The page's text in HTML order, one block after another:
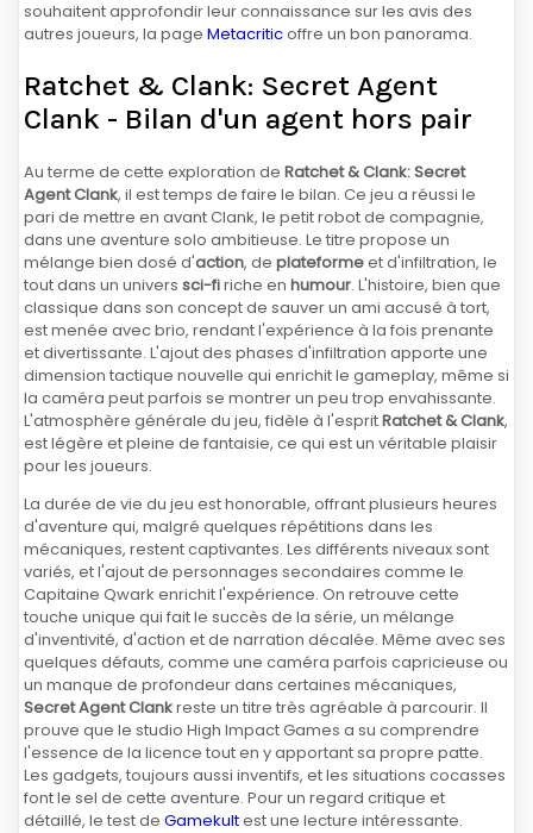
souhaitent approfondir leur connaissance sur les avis des
autres joueurs, la page Metacriticoffre un bon panorama.
Ratchet & Clank: Secret Agent
Clank - Bilan d'un agent hors pair
Au terme de cette exploration de Ratchet & Clank: Secret
Agent Clank, il est temps de faire le bilan. Ce jeu a réussi le
pari de mettre en avant Clank, le petit robot de compagnie,
dans une aventure solo ambitieuse. Le titre propose un
mélange bien dosé d'action, de plateformeet d'infiltration, le
tout dans un univers sci-firiche en humour. L'histoire, bien que
classique dans son concept de sauver un ami accusé à tort,
est menée avec brio, rendant l'expérience à la fois prenante
et divertissante. L'ajout des phases d'infiltration apporte une
dimension tactique nouvelle qui enrichit le gameplay, même si
la caméra peut parfois se montrer un peu trop envahissante.
L'atmosphère générale du jeu, fidèle à l'espritRatchet & Clank,
est légère et pleine de fantaisie, ce qui est un véritable plaisir
pour les joueurs.
La durée de vie du jeu est honorable, offrant plusieurs heures
d'aventure qui, malgré quelques répétitions dans les
mécaniques, restent captivantes. Les différents niveaux sont
variés, et l'ajout de personnages secondaires comme le
Capitaine Qwark enrichit l'expérience. On retrouve cette
touche unique qui fait le succès de la série, un mélange
d'inventivité, d'action et de narration décalée. Même avec ses
quelques défauts, comme une caméra parfois capricieuse ou
un manque de profondeur dans certaines mécaniques,
Secret Agent Clankreste un titre très agréable à parcourir. Il
prouve que le studio High Impact Games a su comprendre
l'essence de la licence tout en y apportant sa propre patte.
Les gadgets, toujours aussi inventifs, et les situations cocasses
font le sel de cette aventure. Pour un regard critique et
détaillé, le test de Gamekultest une lecture intéressante.